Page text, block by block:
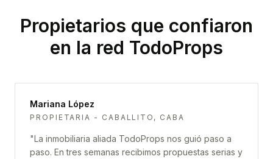
Propietarios que confiaron
en la red TodoProps
Mariana López
PROPIETARIA - CABALLITO, CABA
"La inmobiliaria aliada TodoProps nos guió paso a
paso. En tres semanas recibimos propuestas serias y